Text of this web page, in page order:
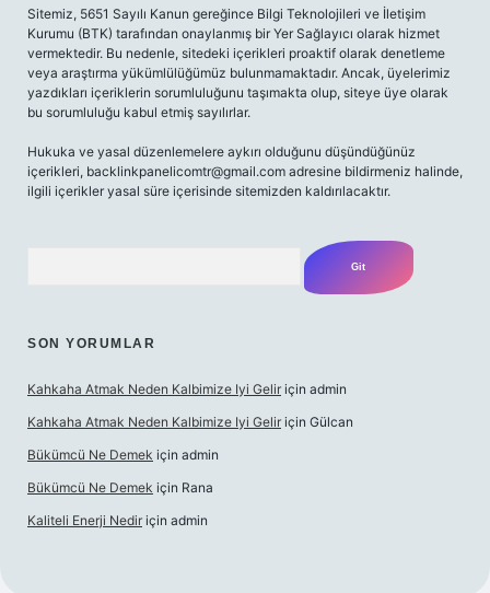
Sitemiz, 5651 Sayılı Kanun gereğince Bilgi Teknolojileri ve İletişim
Kurumu (BTK) tarafından onaylanmış bir Yer Sağlayıcı olarak hizmet
vermektedir. Bu nedenle, sitedeki içerikleri proaktif olarak denetleme
veya araştırma yükümlülüğümüz bulunmamaktadır. Ancak, üyelerimiz
yazdıkları içeriklerin sorumluluğunu taşımakta olup, siteye üye olarak
bu sorumluluğu kabul etmiş sayılırlar.
Hukuka ve yasal düzenlemelere aykırı olduğunu düşündüğünüz
içerikleri, backlinkpanelicomtr@gmail.com adresine bildirmeniz halinde,
ilgili içerikler yasal süre içerisinde sitemizden kaldırılacaktır.
SON YORUMLAR
Kahkaha Atmak Neden Kalbimize Iyi Gelir için admin
Kahkaha Atmak Neden Kalbimize Iyi Gelir için Gülcan
Bükümcü Ne Demek için admin
Bükümcü Ne Demek için Rana
Kaliteli Enerji Nedir için admin